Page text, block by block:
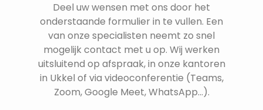
Deel uw wensen met ons door het
onderstaande formulier in te vullen. Een
van onze specialisten neemt zo snel
mogelijk contact met u op. Wij werken
uitsluitend op afspraak, in onze kantoren
in Ukkel of via videoconferentie (Teams,
Zoom, Google Meet, WhatsApp...).